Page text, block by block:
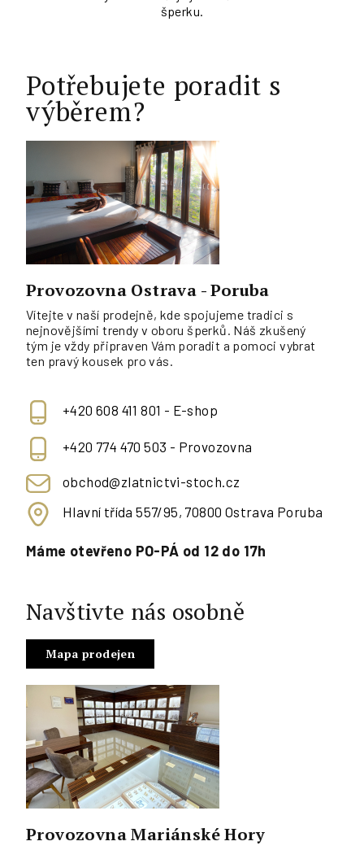
šperku.
Potřebujete poradit s
výběrem?
Provozovna Ostrava - Poruba
Vítejte v naší prodejně, kde spojujeme tradici s
nejnovějšími trendy v oboru šperků. Náš zkušený
tým je vždy připraven Vám poradit a pomoci vybrat
ten pravý kousek pro vás.
+420 608 411 801 - E-shop
+420 774 470 503 - Provozovna
obchod@zlatnictvi-stoch.cz
Hlavní třída 557/95, 70800 Ostrava Poruba
Máme otevřeno PO-PÁ od 12 do 17h
Navštivte nás osobně
Mapa prodejen
Provozovna Mariánské Hory